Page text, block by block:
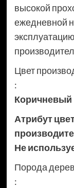
высокой
ежедневной
Цвет
:
Коричневый
Атрибут
Не
Порода
: